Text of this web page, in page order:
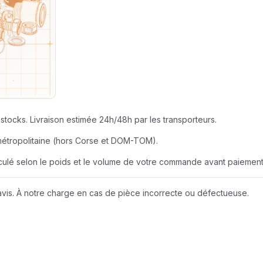
Livraison estimée 24h/48h par les transporteurs.
(hors Corse et DOM-TOM).
selon le poids et le volume de votre commande avant
À notre charge en cas de pièce incorrecte ou défectueuse.